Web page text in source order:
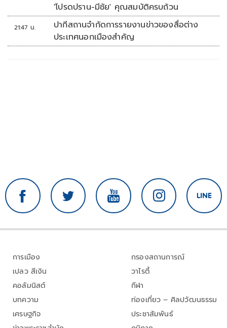
'โปรดปราน-มีชัย' คุณสมบัติครบถ้วน
21:47 น.
ปากีสถานจำกัดการรายงานข่าวของสื่อต่าง
ประเทศนอกเมืองสำคัญ
การเมือง
เปลว สีเงิน
คอลัมนิสต์
บทความ
เศรษฐกิจ
กรองสถานการณ์
วาไรตี้
กีฬา
ท่องเที่ยว – ศิลปวัฒนธรรม
ประชาสัมพันธ์